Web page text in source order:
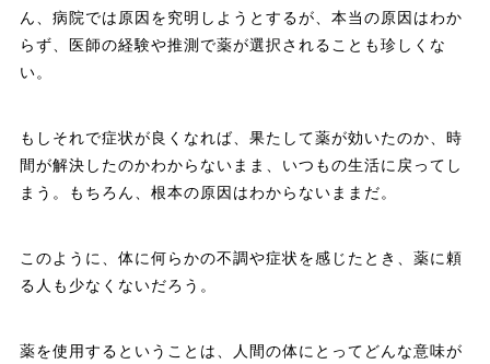
ん、病院では原因を究明しようとするが、本当の原因はわか
らず、医師の経験や推測で薬が選択されることも珍しくな
い。
もしそれで症状が良くなれば、果たして薬が効いたのか、時
間が解決したのかわからないまま、いつもの生活に戻ってし
まう。もちろん、根本の原因はわからないままだ。
このように、体に何らかの不調や症状を感じたとき、薬に頼
る人も少なくないだろう。
薬を使用するということは、人間の体にとってどんな意味が